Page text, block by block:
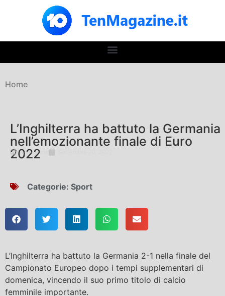
Home
L’Inghilterra ha battuto la Germania
nell’emozionante finale di Euro
2022
Redazione
Categorie: Sport
L’Inghilterra ha battuto la Germania 2-1 nella finale del
Campionato Europeo dopo i tempi supplementari di
domenica, vincendo il suo primo titolo di calcio
femminile importante.